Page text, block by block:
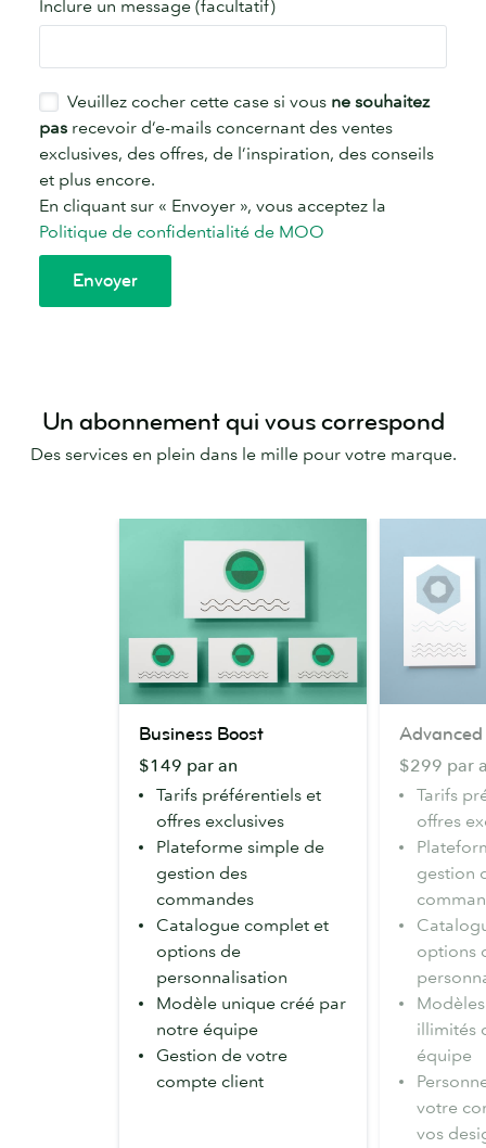
Un abonnement qui vous correspond
Des services en plein dans le mille pour votre marque.
Boost
Business Boost
$149 par an
Tarifs préférentiels et
offres exclusives
Plateforme simple de
gestion des
commandes
Catalogue complet et
options de
personnalisation
Modèle unique créé par
notre équipe
Gestion de votre
compte client
Advanced
$299 par
Tarifs
offres
gestion
options
illimités
équipe
votre
vos